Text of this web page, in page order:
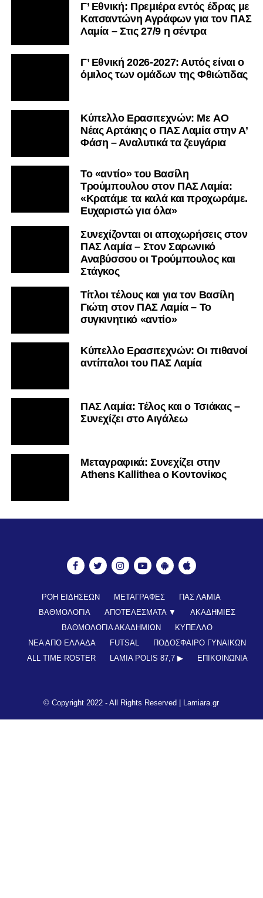
Γ’ Εθνική: Πρεμιέρα εντός έδρας με
Κατσαντώνη Αγράφων για τον ΠΑΣ
Λαμία – Στις 27/9 η σέντρα
Γ’ Εθνική 2026-2027: Αυτός είναι ο
όμιλος των ομάδων της Φθιώτιδας
Kύπελλο Ερασιτεχνών: Με AO
Nέας Αρτάκης ο ΠΑΣ Λαμία στην Α’
Φάση – Αναλυτικά τα ζευγάρια
Το «αντίο» του Βασίλη
Τρούμπουλου στον ΠΑΣ Λαμία:
«Κρατάμε τα καλά και προχωράμε.
Ευχαριστώ για όλα»
Συνεχίζονται οι αποχωρήσεις στον
ΠΑΣ Λαμία – Στον Σαρωνικό
Αναβύσσου οι Τρούμπουλος και
Στάγκος
Τίτλοι τέλους και για τον Βασίλη
Γιώτη στον ΠΑΣ Λαμία – Το
συγκινητικό «αντίο»
Κύπελλο Ερασιτεχνών: Οι πιθανοί
αντίπαλοι του ΠΑΣ Λαμία
ΠΑΣ Λαμία: Τέλος και ο Τσιάκας –
Συνεχίζει στο Αιγάλεω
Mεταγραφικά: Συνεχίζει στην
Athens Kallithea ο Κοντονίκος
ΡΟΗ ΕΙΔΗΣΕΩΝ ΜΕΤΑΓΡΑΦΕΣ
ΠΑΣ ΛΑΜΙΑ
ΒΑΘΜΟΛΟΓΙΑ
ΑΠΟΤΕΛΕΣΜΑΤΑ ▼
ΑΚΑΔΗΜΙΕΣ
ΒΑΘΜΟΛΟΓΙΑ ΑΚΑΔΗΜΙΩΝ
ΚΥΠΕΛΛΟ
ΝΕΑ ΑΠΟ ΕΛΛΑΔΑ
FUTSAL
ΠΟΔΟΣΦΑΙΡΟ ΓΥΝΑΙΚΩΝ
ALL TIME ROSTER
LAMIA POLIS 87,7 ▶︎ ΕΠΙΚΟΙΝΩΝΊΑ
© Copyright 2022 - All Rights Reserved | Lamiara.gr